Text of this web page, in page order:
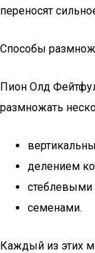
переносят
Способы
Пион Олд
размножать
делением
стеблевыми
семенами.
Каждый из этих